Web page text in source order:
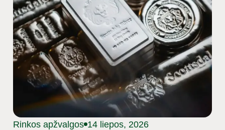
Rinkos apžvalgos 14 liepos, 2026